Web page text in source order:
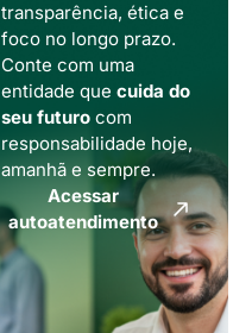
transparência, ética e
foco no longo prazo.
Conte com uma
entidade que cuida do
seu futurocom
responsabilidade hoje,
amanhã e sempre.
Acessar
autoatendimento